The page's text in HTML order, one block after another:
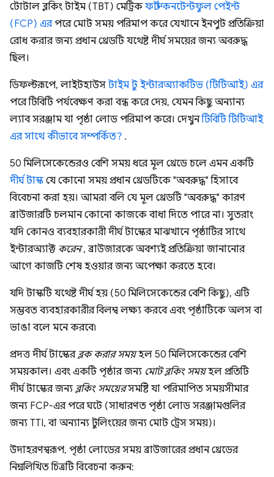
টোটাল ব্লকিং টাইম (TBT) মেট্রিকফার্স্ট কনটেন্টফুল পেইন্ট
(FCP) এরপরে মোট সময় পরিমাপ করে যেখানে ইনপুট প্রতিক্রিয়া
রোধ করার জন্য প্রধান থ্রেডটি যথেষ্ট দীর্ঘ সময়ের জন্য অবরুদ্ধ
ছিল।
ডিফল্টরূপে, লাইটহাউস টাইম টু ইন্টারঅ্যাকটিভ (টিটিআই) এর
পরে টিবিটি পর্যবেক্ষণ করা বন্ধ করে দেয়, যেমন কিছু অন্যান্য
ল্যাব সরঞ্জাম যা পৃষ্ঠা লোড পরিমাপ করে। দেখুনটিবিটি টিটিআই
এর সাথে কীভাবে সম্পর্কিত? .
50 মিলিসেকেন্ডেরও বেশি সময় ধরে মূল থ্রেডে চলে এমন একটি
দীর্ঘ টাস্ক যে কোনো সময় প্রধান থ্রেডটিকে "অবরুদ্ধ" হিসাবে
বিবেচনা করা হয়। আমরা বলি যে মূল থ্রেডটি "অবরুদ্ধ" কারণ
ব্রাউজারটি চলমান কোনো কাজকে বাধা দিতে পারে না। সুতরাং
যদি কোনও ব্যবহারকারী দীর্ঘ টাস্কের মাঝখানে পৃষ্ঠাটির সাথে
ইন্টারঅ্যাক্ট করেন, ব্রাউজারকে অবশ্যই প্রতিক্রিয়া জানানোর
আগে কাজটি শেষ হওয়ার জন্য অপেক্ষা করতে হবে।
যদি টাস্কটি যথেষ্ট দীর্ঘ হয় (50 মিলিসেকেন্ডের বেশি কিছু), এটি
সম্ভবত ব্যবহারকারীর বিলম্ব লক্ষ্য করবে এবং পৃষ্ঠাটিকে অলস বা
ভাঙা বলে মনে করবে৷
প্রদত্ত দীর্ঘ টাস্কেরব্লক করার সময়হল 50 মিলিসেকেন্ডের বেশি
সময়কাল। এবং একটি পৃষ্ঠার জন্য মোট ব্লকিং সময়হল প্রতিটি
দীর্ঘ টাস্কের জন্য ব্লকিং সময়েরসমষ্টি যা পরিমাপিত সময়সীমার
জন্য FCP-এর পরে ঘটে (সাধারণত পৃষ্ঠা লোড সরঞ্জামগুলির
জন্য TTI, বা অন্যান্য টুলিংয়ের জন্য মোট ট্রেস সময়)।
উদাহরণস্বরূপ, পৃষ্ঠা লোডের সময় ব্রাউজারের প্রধান থ্রেডের
নিম্নলিখিত চিত্রটি বিবেচনা করুন: